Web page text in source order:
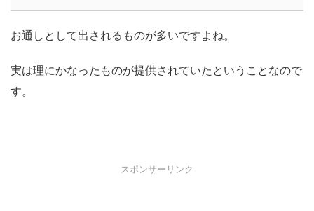
お通しとして出されるものが多いですよね。
実は理にかなったものが提供されていたということなので
す。
スポンサーリンク